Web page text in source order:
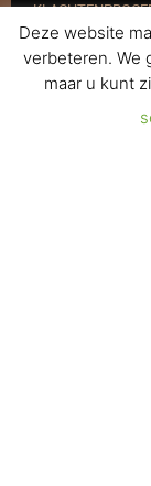
VERZENDEN &
Deze website
verbeteren. We
maar u kunt